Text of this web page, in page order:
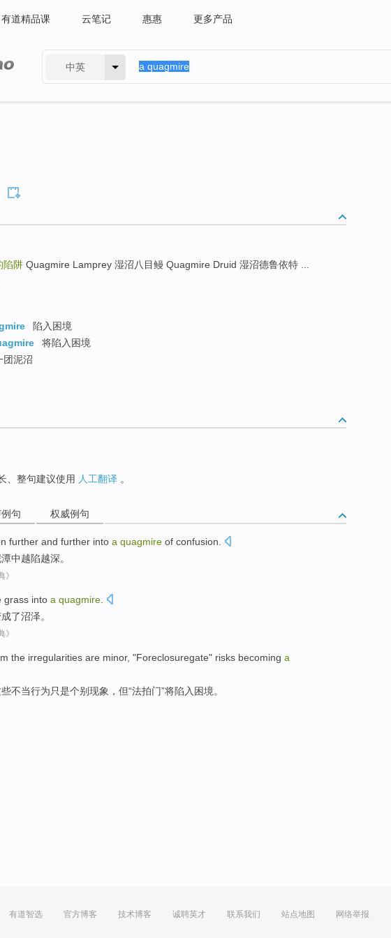
有道精品课 云笔记 惠惠 更多产品
中英
陷阱 Quagmire Lamprey 湿沼八目鳗 Quagmire Druid 湿沼德鲁依特 ...
陷入困境
将陷入困境
团泥沼
、整句建议使用 人工翻译 。
句 权威例句
further and further into a quagmire of confusion
中越陷越深。
》
grass into a quagmire
了沼泽。
》
the irregularities are minor, "Foreclosuregate" risks becoming a
不当行为只是个别现象，但“法拍门”将陷入 困境。
有道智选 官方博客 技术博客 诚聘英才 联系我们 站点地图 网络举报